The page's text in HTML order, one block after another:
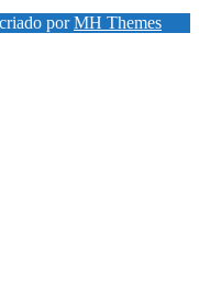
porMH Themes